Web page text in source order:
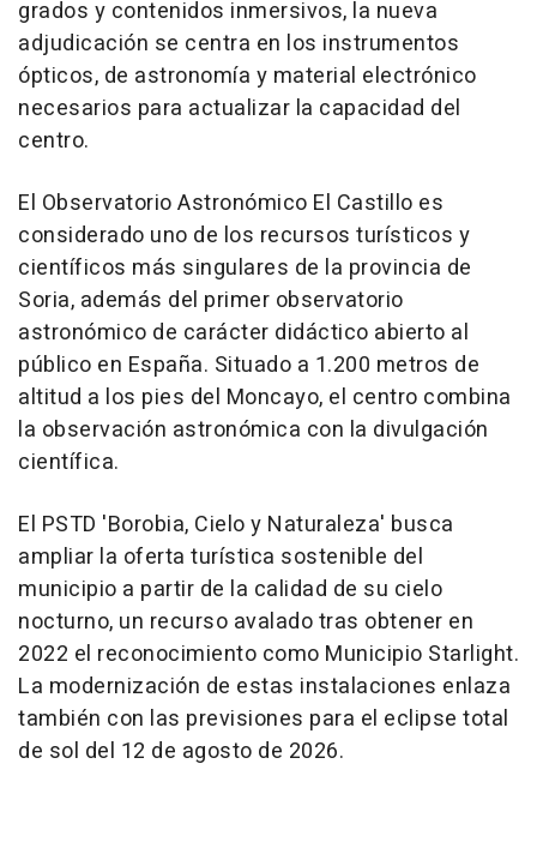
grados y contenidos inmersivos, la nueva
adjudicación se centra en los instrumentos
ópticos, de astronomía y material electrónico
necesarios para actualizar la capacidad del
centro.
El Observatorio Astronómico El Castillo es
considerado uno de los recursos turísticos y
científicos más singulares de la provincia de
Soria, además del primer observatorio
astronómico de carácter didáctico abierto al
público en España. Situado a 1.200 metros de
altitud a los pies del Moncayo, el centro combina
la observación astronómica con la divulgación
científica.
El PSTD 'Borobia, Cielo y Naturaleza' busca
ampliar la oferta turística sostenible del
municipio a partir de la calidad de su cielo
nocturno, un recurso avalado tras obtener en
2022 el reconocimiento como Municipio Starlight.
La modernización de estas instalaciones enlaza
también con las previsiones para el eclipse total
de sol del 12 de agosto de 2026.